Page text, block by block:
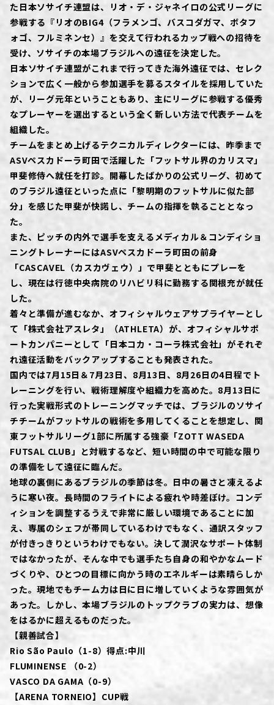
た日本ソサイチ連盟は、リオ・デ・ジャネイロの公式リーグに
参戦する『リオのBIG4（フラメンゴ、バスコダガマ、ボタフ
ォゴ、フルミネンセ）』を交えて行われるカップ戦への招待を
受け、ソサイチの本場ブラジルへの遠征を決定した。
日本ソサイチ連盟がこれまで行ってきた海外遠征では、セレク
ションで広く一般から参加選手を募るスタイルを採用していた
が、リーグ元年ということもあり、主にリーグに参戦する優秀
なプレーヤーを選出するという全く新しい方法で代表チームを
組織した。
チームをまとめ上げるテクニカルディレクターには、昨季まで
ASVペスカドーラ町田で活躍した「フットサル界のカリスマ」
甲斐修侍へ就任を打診。開幕したばかりの公式リーグ、初めて
のブラジル遠征といった点に「黎明期のフットサルに似た部
分」を感じた甲斐が快諾し、チームの指揮を執ることとなっ
た。
また、ピッチの内外で選手を支えるメディカル＆コンディショ
ニングトレーナーにはASVペスカドーラ町田の前身
「CASCAVEL（カスカヴェウ）」で甲斐とともにプレーを
し、現在は行徳中央病院のリハビリ科に勤務する関根充が就任
した。
着々と準備が進むなか、オフィシャルウェアサプライヤーとし
て「株式会社アスレタ」（ATHLETA）が、オフィシャルサポ
ートカンパニーとして「日本コカ・コーラ株式会社」がそれぞ
れ遠征活動をバックアップすることも発表された。
国内では7月15日＆7月23日、8月13日、8月26日の4日程でト
レーニングを行い、戦術理解度や組織力を高めた。8月13日に
行った実戦形式のトレーニングマッチでは、ブラジルのソサイ
チチームがフットサルの戦術を多用してくることを想定し、関
東フットサルリーグ1部に所属する強豪「ZOTT WASEDA
FUTSAL CLUB」と対戦するなど、短い時間の中で可能な限り
の準備をして遠征に臨んだ。
地球の裏側にあるブラジルの季節は冬。日中の暑さと凍えるよ
うに寒い夜。長時間のフライトによる疲れや時差ぼけ。コンデ
ィションを調整するうえで非常に厳しい環境であることに加
え、専属のシェフが帯同しているわけでもなく、通訳スタッフ
が付きっきりというわけでもない。決して潤沢なサポート体制
ではなかったが、そんな中でも選手たち自身の和やかなムード
づくりや、ひとつの目標に向かう時のエネルギーは素晴らしか
った。現地でもチーム力は日に日に増していくような雰囲気が
あった。しかし、本場ブラジルのトップクラブの実力は、想像
をはるかに超えるものだった。
【親善試合】
Rio São Paulo（1-8）得点:中川
FLUMINENSE （0-2）
VASCO DA GAMA（0-9）
【ARENA TORNEIO】CUP戦